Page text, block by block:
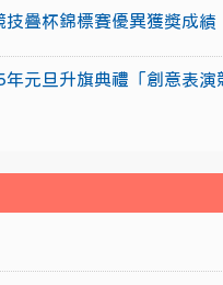
疊杯錦標賽優異獲獎成績
元旦升旗典禮「創意表演